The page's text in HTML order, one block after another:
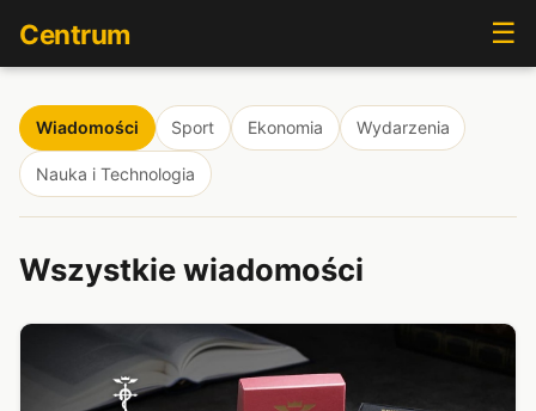
Centrum ☰
Wiadomości Sport Ekonomia Wydarzenia
Nauka i Technologia
Wszystkie wiadomości